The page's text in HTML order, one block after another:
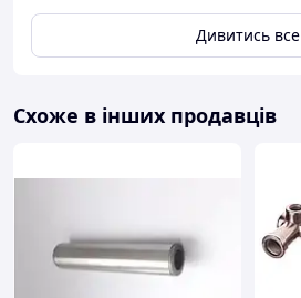
Дивитись все
Схоже в інших продавців